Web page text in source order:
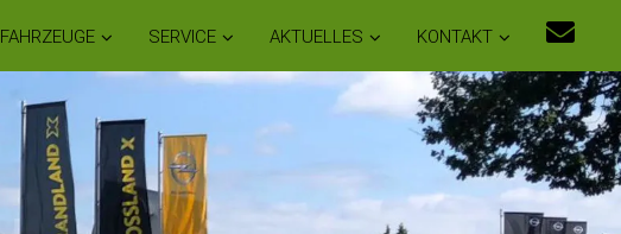
FAHRZEUGE SERVICE AKTUELLES KONTAKT